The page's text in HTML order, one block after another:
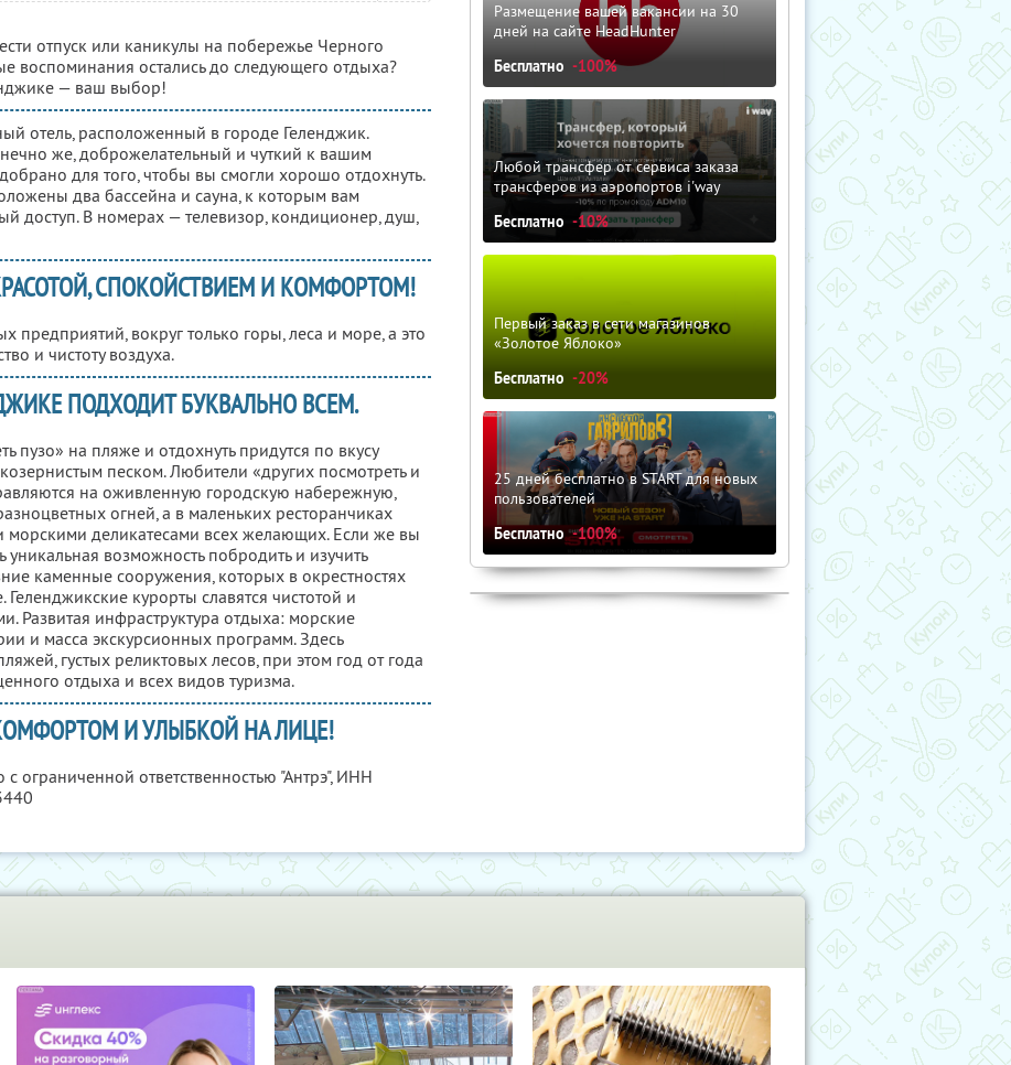
отпуск или каникулы на побережье Черного
воспоминания остались до следующего отдыха?
— ваш выбор!
отель, расположенный в городе Геленджик.
же, доброжелательный и чуткий к вашим
для того, чтобы вы смогли хорошо отдохнуть.
два бассейна и сауна, к которым вам
доступ. В номерах — телевизор, кондиционер, душ,
СПОКОЙСТВИЕМ И КОМФОРТОМ!
вокруг только горы, леса и море, а это
и чистоту воздуха.
ПОДХОДИТ БУКВАЛЬНО ВСЕМ.
пузо» на пляже и отдохнуть придутся по вкусу
песком. Любители «других посмотреть и
на оживленную городскую набережную,
огней, а в маленьких ресторанчиках
морскими деликатесами всех желающих. Если же вы
уникальная возможность побродить и изучить
каменные сооружения, которых в окрестностях
Геленджикские курорты славятся чистотой и
Развитая инфраструктура отдыха: морские
и масса экскурсионных программ. Здесь
густых реликтовых лесов, при этом год от года
отдыха и всех видов туризма.
И УЛЫБКОЙ НА ЛИЦЕ!
ограниченной ответственностью "Антрэ", ИНН
Размещение вашей вакансии на 30
дней на сайте HeadHunter
Бесплатно -100%
Любой трансфер от сервиса заказа
трансферов из аэропортов i'way
Бесплатно -10%
Первый заказ в сети магазинов
«Золотое Яблоко»
Бесплатно -20%
25 дней бесплатно в START для новых
пользователей
Бесплатно -100%